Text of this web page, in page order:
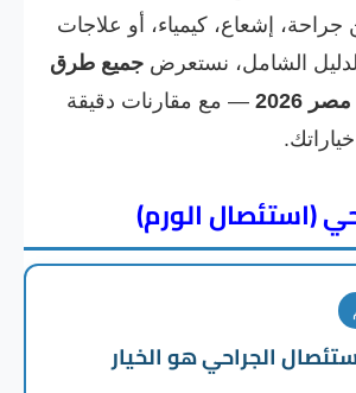
إشعاع، كيمياء، أو علاجات
الشامل، نستعرض جميع طرق
2026
— مع مقارنات دقيقة
(استئصال الورم)
الجراحي هو الخيار